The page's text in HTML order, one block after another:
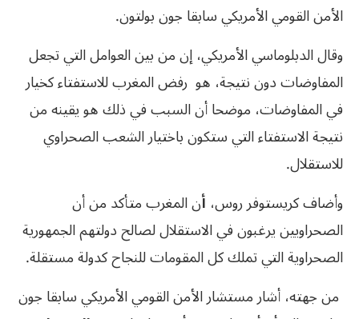
الأمن القومي الأمريكي سابقا جون بولتون.
وقال الدبلوماسي الأمريكي، إن من بين العوامل التي تجعل
المفاوضات دون نتيجة، هو رفض المغرب للاستفتاء كخيار
في المفاوضات، موضحا أن السبب في ذلك هو يقينه من
نتيجة الاستفتاء التي ستكون باختيار الشعب الصحراوي
للاستقلال.
وأضاف كريستوفر روس، أن المغرب متأكد من أن
الصحراويين يرغبون في الاستقلال لصالح دولتهم الجمهورية
الصحراوية التي تملك كل المقومات للنجاح كدولة مستقلة.
من جهته، أشار مستشار الأمن القومي الأمريكي سابقا جون